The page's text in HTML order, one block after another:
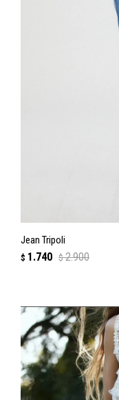
Jean Tripoli
$ 1.740 $ 2.900